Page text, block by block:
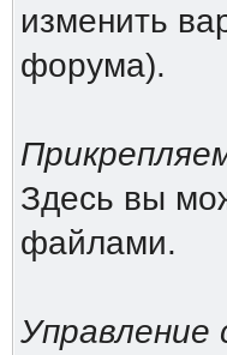
изменить
форума).
Здесь вы
файлами.
Управление